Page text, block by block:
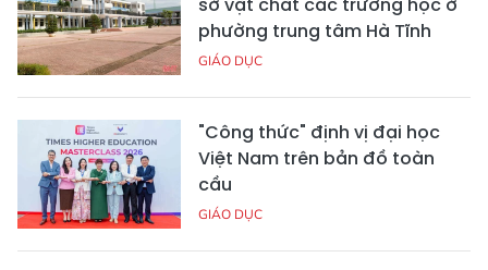
phường trung tâm Hà Tĩnh
GIÁO DỤC
"Công thức" định vị đại học
Việt Nam trên bản đồ toàn
cầu
GIÁO DỤC